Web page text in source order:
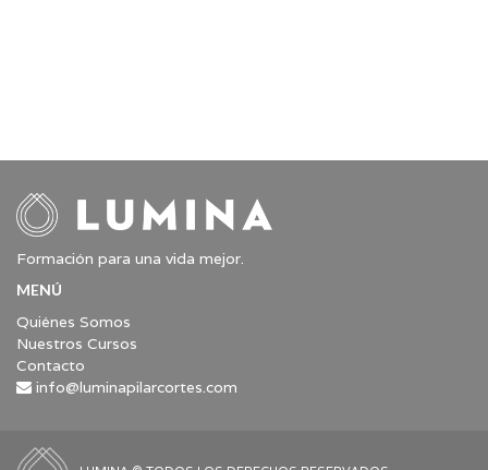
Formación para una vida mejor.
MENÚ
Quiénes Somos
Nuestros Cursos
Contacto
info@luminapilarcortes.com